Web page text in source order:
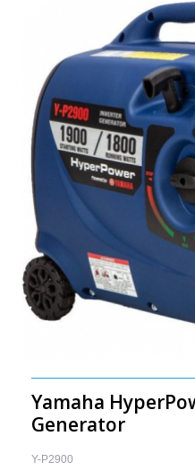
Yamaha
Generator
Y-P2900